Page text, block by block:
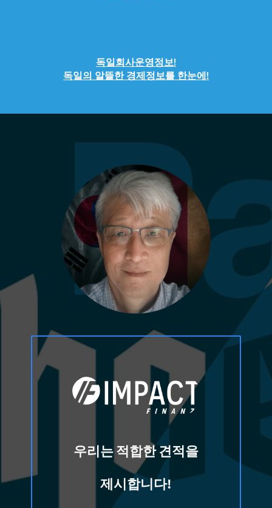
독일회사운영정보!
독일의 알뜰한 경제정보를 한눈에!
우리는 적합한 견적을
제시합니다!